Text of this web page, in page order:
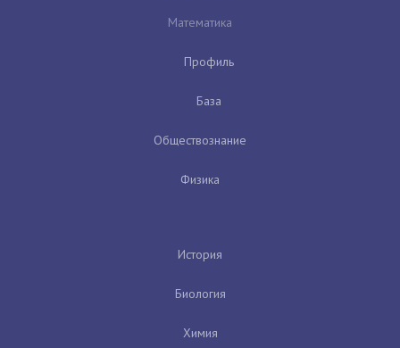
Математика
Профиль
База
Обществознание
Физика
История
Биология
Химия